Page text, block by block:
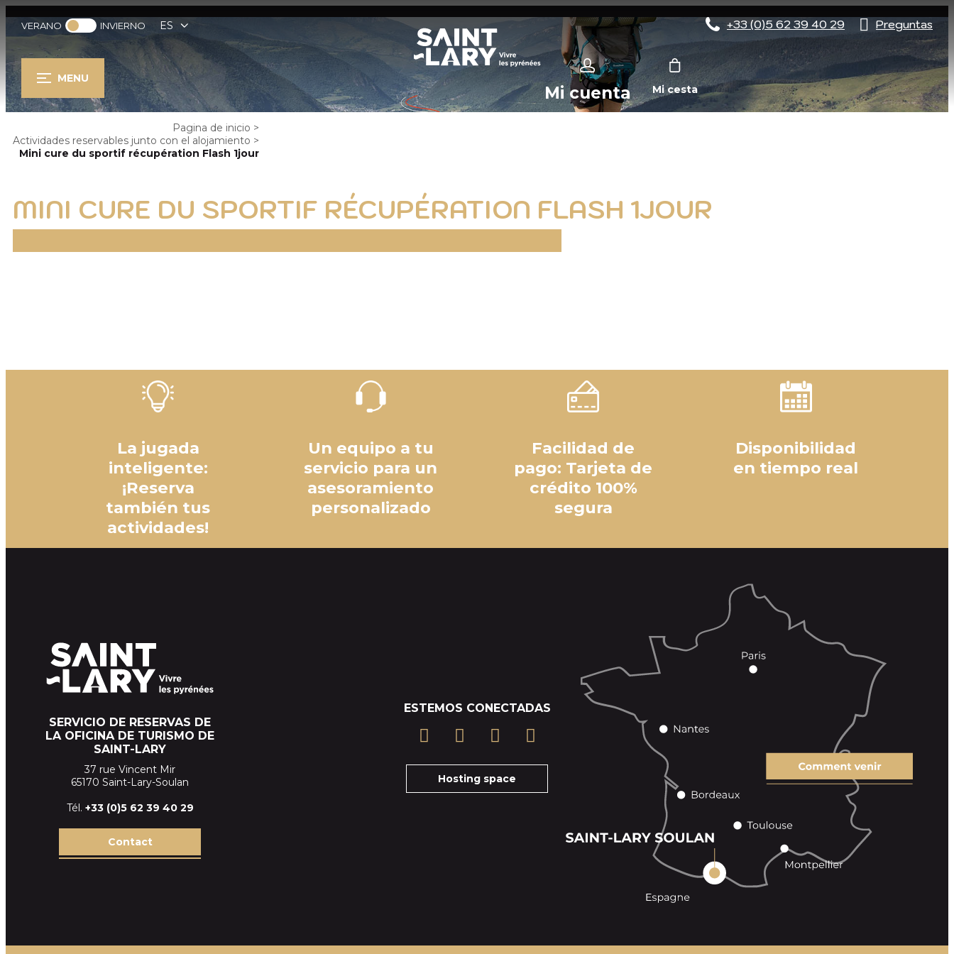
VERANO INVIERNO ES +33 (0)5 62 39 40 29 Preguntas
MENU
Mi cuenta Mi cesta
Pagina de inicio >
Actividades reservables junto con el alojamiento >
Mini cure du sportif récupération Flash 1jour
MINI CURE DU SPORTIF RÉCUPÉRATION FLASH 1JOUR
La jugada
inteligente:
¡Reserva
también tus
actividades!
Un equipo a tu
servicio para un
asesoramiento
personalizado
Facilidad de
pago: Tarjeta de
crédito 100%
segura
Disponibilidad
en tiempo real
SERVICIO DE RESERVAS DE
LA OFICINA DE TURISMO DE
SAINT-LARY
37 rue Vincent Mir
65170 Saint-Lary-Soulan
Tél. +33 (0)5 62 39 40 29
Contact
ESTEMOS CONECTADAS
Hosting space